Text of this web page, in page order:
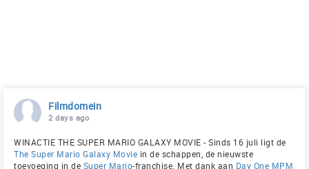
Filmdomein
2 days ago
WINACTIE THE SUPER MARIO GALAXY MOVIE - Sinds 16 juli ligt de
The Super Mario Galaxy Movie in de schappen, de nieuwste
toevoeging in de Super Mario-franchise. Met dank aan Day One MPM